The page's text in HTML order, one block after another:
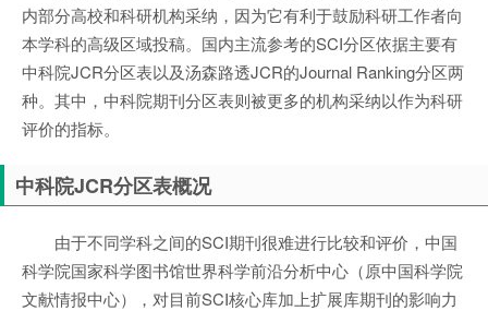
内部分高校和科研机构采纳，因为它有利于鼓励科研工作者向
本学科的高级区域投稿。国内主流参考的SCI分区依据主要有
中科院JCR分区表以及汤森路透JCR的Journal Ranking分区两
种。其中，中科院期刊分区表则被更多的机构采纳以作为科研
评价的指标。
中科院JCR分区表概况
由于不同学科之间的SCI期刊很难进行比较和评价，中国
科学院国家科学图书馆世界科学前沿分析中心（原中国科学院
文献情报中心），对目前SCI核心库加上扩展库期刊的影响力